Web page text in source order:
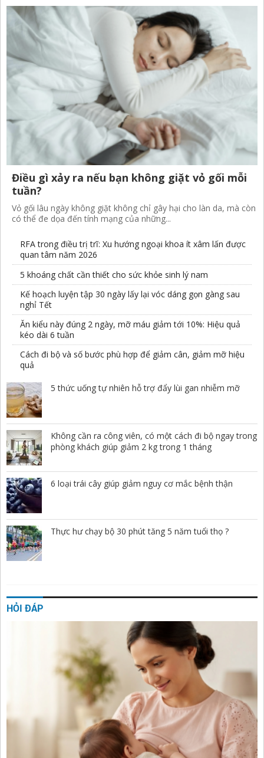
Điều gì xảy ra nếu bạn không giặt vỏ gối mỗi
tuần?
Vỏ gối lâu ngày không giặt không chỉ gây hại cho làn da, mà còn
có thể đe dọa đến tính mạng của những...
RFA trong điều trị trĩ: Xu hướng ngoại khoa ít xâm lấn được
quan tâm năm 2026
5 khoáng chất cần thiết cho sức khỏe sinh lý nam
Kế hoạch luyện tập 30 ngày lấy lại vóc dáng gọn gàng sau
nghỉ Tết
Ăn kiểu này đúng 2 ngày, mỡ máu giảm tới 10%: Hiệu quả
kéo dài 6 tuần
Cách đi bộ và số bước phù hợp để giảm cân, giảm mỡ hiệu
quả
5 thức uống tự nhiên hỗ trợ đẩy lùi gan nhiễm mỡ
Không cần ra công viên, có một cách đi bộ ngay trong
phòng khách giúp giảm 2 kg trong 1 tháng
6 loại trái cây giúp giảm nguy cơ mắc bệnh thận
Thực hư chạy bộ 30 phút tăng 5 năm tuổi thọ ?
HỎI ĐÁP